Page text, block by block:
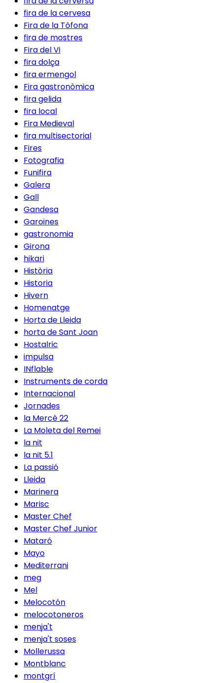
fira de la cervesa
Fira de la Tòfona
fira de mostres
Fira del Vi
fira dolça
fira ermengol
Fira gastronòmica
fira gelida
fira local
Fira Medieval
fira multisectorial
Fires
Fotografia
Funifira
Galera
Gall
Gandesa
Garoines
gastronomia
Girona
hikari
Història
Historia
Hivern
Homenatge
Horta de Lleida
horta de Sant Joan
Hostalric
impulsa
INflable
Instruments de corda
Internacional
Jornades
la Mercè 22
La Moleta del Remei
la nit
la nit 5.1
La passió
Lleida
Marinera
Marisc
Master Chef
Master Chef Junior
Mataró
Mayo
Mediterrani
meg
Mel
Melocotón
melocotoneros
menja't
menja't soses
Mollerussa
Montblanc
montgrí